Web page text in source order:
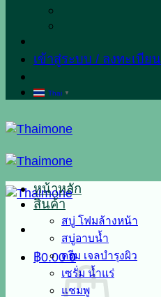
เข้าสู่ระบบ / ลงทะเบียน
Thai ▼
฿0.00 0
หน้าหลัก
สินค้า
สบู่ โฟมล้างหน้า
สบู่อาบน้ำ
ครีม เจลบำรุงผิว
เซรั่ม น้ำแร่
แชมพู